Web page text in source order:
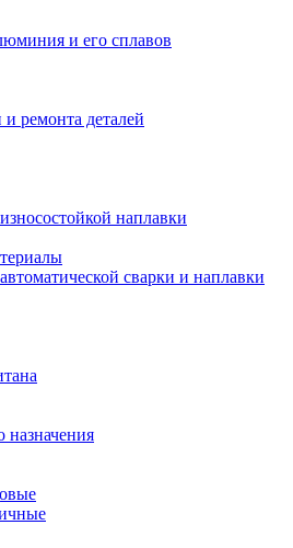
и его сплавов
ремонта деталей
наплавки
сварки и наплавки
назначения